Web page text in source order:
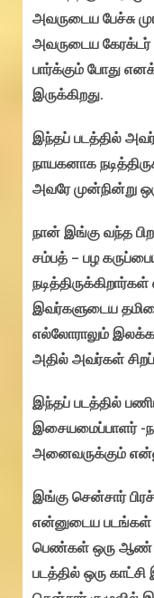
அவருடைய பேச்சு
அவருடைய கேரக்டர்
பார்க்கும் போது
இருக்கிறது.
இந்தப் படத்தில்
நாயகனாக
அவரே முன்நின்று
நான் இங்கு வந்த
சம்பத் – பழ
இவர்களுடைய
எல்லோராலும்
அதில் அவர்கள்
இந்தப் படத்தில்
இசையமைப்பாளர் -
அனைவருக்கும்
இங்கு சென்சார்
என்னுடைய படங்கள்
பெண்கள் ஒரு ஆண்
படத்தில் ஒரு காட்சி